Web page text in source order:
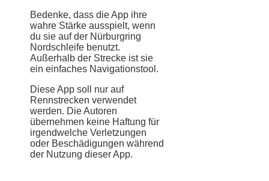
Bedenke, dass die App ihre
wahre Stärke ausspielt, wenn
du sie auf der Nürburgring
Nordschleife benutzt.
Außerhalb der Strecke ist sie
ein einfaches Navigationstool.
Diese App soll nur auf
Rennstrecken verwendet
werden. Die Autoren
übernehmen keine Haftung für
irgendwelche Verletzungen
oder Beschädigungen während
der Nutzung dieser App.